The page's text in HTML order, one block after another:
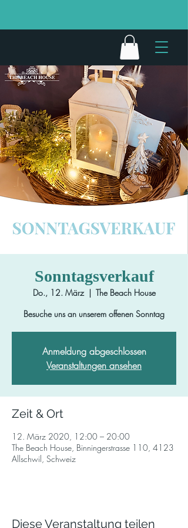
Sonntagsverkauf
Do., 12. März
  |
The Beach House
Besuche uns an unserem offenen Sonntag
Anmeldung abgeschlossen
Veranstaltungen ansehen
Zeit & Ort
12. März 2020, 12:00 – 20:00
The Beach House, Binningerstrasse 110, 4123
Allschwil, Schweiz
Diese Veranstaltung teilen